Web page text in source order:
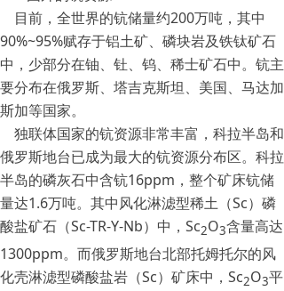
目前，全世界的钪储量约200万吨，其中
90%~95%赋存于铝土矿、磷块岩及铁钛矿石
中，少部分在铀、钍、钨、稀士矿石中。钪主
要分布在俄罗斯、塔吉克斯坦、美国、马达加
斯加等国家。
独联体国家的钪资源非常丰富，科拉半岛和
俄罗斯地台已成为最大的钪资源分布区。科拉
半岛的磷灰石中含钪16ppm，整个矿床钪储
量达1.6万吨。其中风化淋滤型稀土（Sc）磷
酸盐矿石（Sc-TR-Y-Nb）中，Sc2O3含量高达
1300ppm。而俄罗斯地台北部托姆托尔的风
化壳淋滤型磷酸盐岩（Sc）矿床中，Sc2O3平